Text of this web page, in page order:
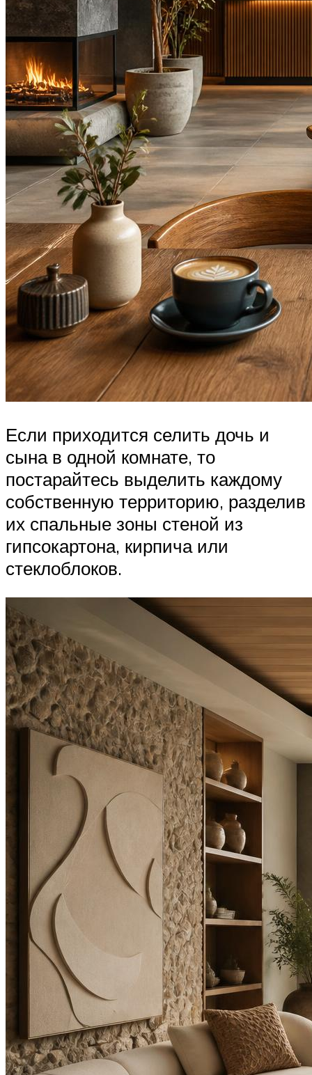
Если приходится селить дочь и
сына в одной комнате, то
постарайтесь выделить каждому
собственную территорию, разделив
их спальные зоны стеной из
гипсокартона, кирпича или
стеклоблоков.